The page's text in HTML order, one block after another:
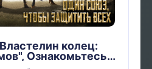
колец:
Ознакомьтесь с